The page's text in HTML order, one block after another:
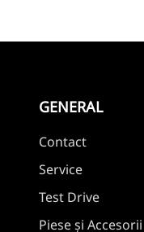
GENERAL
Contact
Service
Test Drive
Piese și Accesorii